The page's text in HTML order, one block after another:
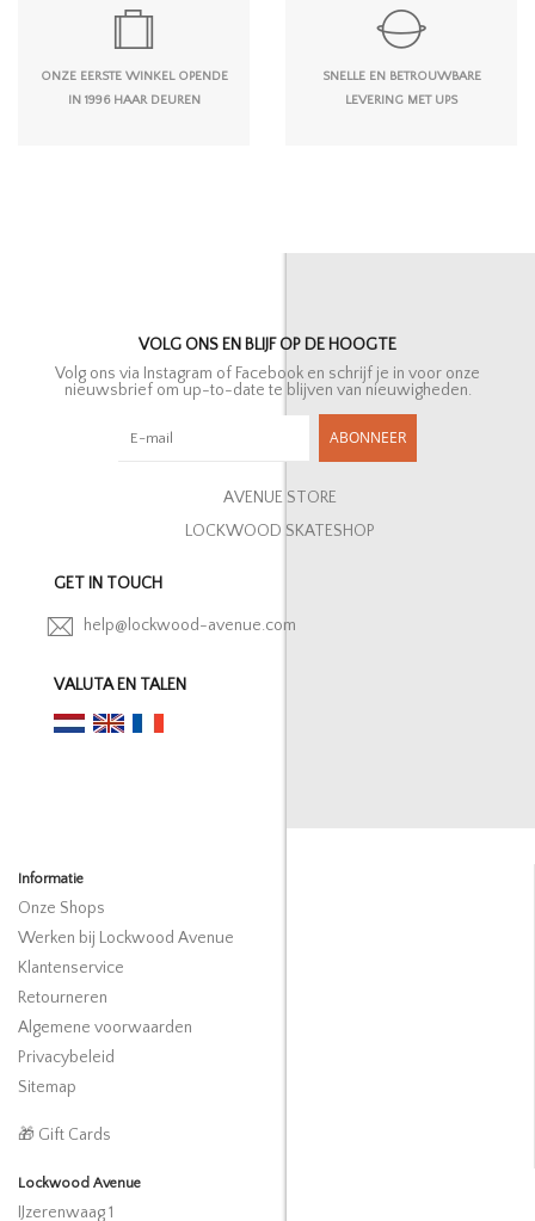
ONZE EERSTE WINKEL OPENDE
IN 1996 HAAR DEUREN
SNELLE EN BETROUWBARE
LEVERING MET UPS
VOLG ONS EN BLIJF OP DE HOOGTE
Volg ons via Instagram of Facebook en schrijf je in voor onze
nieuwsbrief om up-to-date te blijven van nieuwigheden.
ABONNEER
AVENUE STORE
LOCKWOOD SKATESHOP
GET IN TOUCH
help@lockwood-avenue.com
VALUTA EN TALEN
Informatie
Onze Shops
Werken bij Lockwood Avenue
Klantenservice
Retourneren
Algemene voorwaarden
Privacybeleid
Sitemap
🎁 Gift Cards
Lockwood Avenue
IJzerenwaag 1